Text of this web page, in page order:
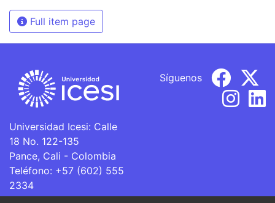
Full item page
Universidad Icesi: Calle
18 No. 122-135
Pance, Cali - Colombia
Teléfono: +57 (602) 555
2334
ventanillaunica@icesi.edu.co
Síguenos